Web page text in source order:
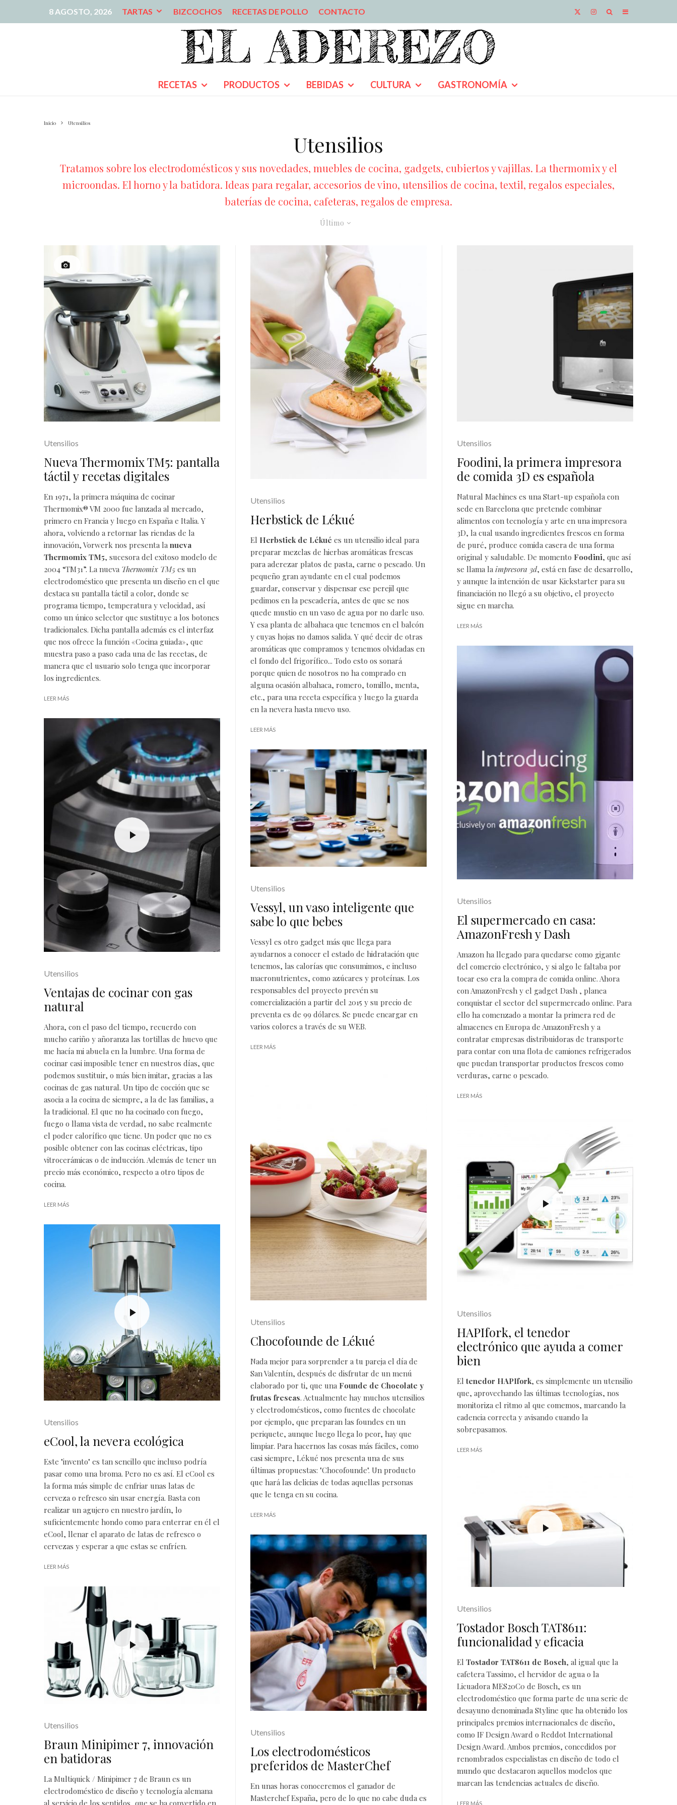
8 AGOSTO, 2026 TARTAS BIZCOCHOS RECETAS DE POLLO CONTACTO
RECETAS PRODUCTOS BEBIDAS CULTURA GASTRONOMÍA
Inicio Utensilios
Utensilios
Tratamos sobre los electrodomésticos y sus novedades, muebles de cocina, gadgets, cubiertos y vajillas. La thermomix y el
microondas. El horno y la batidora. Ideas para regalar, accesorios de vino, utensilios de cocina, textil, regalos especiales,
baterías de cocina, cafeteras, regalos de empresa.
Último
Utensilios
Nueva Thermomix TM5: pantalla
táctil y recetas digitales
En 1971, la primera máquina de cocinar
Thermomix® VM 2000 fue lanzada al mercado,
primero en Francia y luego en España e Italia. Y
ahora, volviendo a retornar las riendas de la
innovación, Vorwerk nos presenta la nueva
Thermomix TM5, sucesora del exitoso modelo de
2004 “TM31”. La nueva Thermomix TM5 es un
electrodoméstico que presenta un diseño en el que
destaca su pantalla táctil a color, donde se
programa tiempo, temperatura y velocidad, así
como un único selector que sustituye a los botones
tradicionales. Dicha pantalla además es el interfaz
que nos ofrece la función «Cocina guiada», que
muestra paso a paso cada una de las recetas, de
manera que el usuario solo tenga que incorporar
los ingredientes.
LEER MÁS
Utensilios
Ventajas de cocinar con gas
natural
Ahora, con el paso del tiempo, recuerdo con
mucho cariño y añoranza las tortillas de huevo que
me hacía mi abuela en la lumbre. Una forma de
cocinar casi imposible tener en nuestros días, que
podemos sustituir, o más bien imitar, gracias a las
cocinas de gas natural. Un tipo de cocción que se
asocia a la cocina de siempre, a la de las familias, a
la tradicional. El que no ha cocinado con fuego,
fuego o llama vista de verdad, no sabe realmente
el poder calorífico que tiene. Un poder que no es
posible obtener con las cocinas eléctricas, tipo
vitrocerámicas o de inducción. Además de tener un
precio más económico, respecto a otro tipos de
cocina.
LEER MÁS
Utensilios
eCool, la nevera ecológica
Este "invento" es tan sencillo que incluso podría
pasar como una broma. Pero no es así. El eCool es
la forma más simple de enfriar unas latas de
cerveza o refresco sin usar energía. Basta con
realizar un agujero en nuestro jardín, lo
suficientemente hondo como para enterrar en él el
eCool, llenar el aparato de latas de refresco o
cervezas y esperar a que estas se enfríen.
LEER MÁS
Utensilios
Braun Minipimer 7, innovación
en batidoras
La Multiquick / Minipimer 7 de Braun es un
electrodoméstico de diseño y tecnología alemana
Utensilios
Herbstick de Lékué
El Herbstick de Lékué es un utensilio ideal para
preparar mezclas de hierbas aromáticas frescas
para aderezar platos de pasta, carne o pescado. Un
pequeño gran ayudante en el cual podemos
guardar, conservar y dispensar ese perejil que
pedimos en la pescadería, antes de que se nos
quede mustio en un vaso de agua por no darle uso.
Y esa planta de albahaca que tenemos en el balcón
y cuyas hojas no damos salida. Y qué decir de otras
aromáticas que compramos y tenemos olvidadas en
el fondo del frigorífico... Todo esto os sonará
porque quien de nosotros no ha comprado en
alguna ocasión albahaca, romero, tomillo, menta,
etc., para una receta específica y luego la guarda
en la nevera hasta nuevo uso.
LEER MÁS
Utensilios
Vessyl, un vaso inteligente que
sabe lo que bebes
Vessyl es otro gadget más que llega para
ayudarnos a conocer el estado de hidratación que
tenemos, las calorías que consumimos, e incluso
macronutrientes, como azúcares y proteínas. Los
responsables del proyecto prevén su
comercialización a partir del 2015 y su precio de
preventa es de 99 dólares. Se puede encargar en
varios colores a través de su WEB.
LEER MÁS
Utensilios
Chocofounde de Lékué
Nada mejor para sorprender a tu pareja el día de
San Valentín, después de disfrutar de un menú
elaborado por ti, que una Founde de Chocolate y
frutas frescas. Actualmente hay muchos utensilios
y electrodomésticos, como fuentes de chocolate
por ejemplo, que preparan las foundes en un
periquete, aunque luego llega lo peor, hay que
limpiar. Para hacernos las cosas más fáciles, como
casi siempre, Lékué nos presenta una de sus
últimas propuestas: "Chocofounde". Un producto
que hará las delicias de todas aquellas personas
que le tenga en su cocina.
LEER MÁS
Utensilios
Los electrodomésticos
preferidos de MasterChef
En unas horas conoceremos el ganador de
Masterchef España, pero de lo que no cabe duda es
Utensilios
Foodini, la primera impresora
de comida 3D es española
Natural Machines es una Start-up española con
sede en Barcelona que pretende combinar
alimentos con tecnología y arte en una impresora
3D, la cual usando ingredientes frescos en forma
de puré, produce comida casera de una forma
original y saludable. De momento Foodini, que así
se llama la impresora 3d, está en fase de desarrollo,
y aunque la intención de usar Kickstarter para su
financiación no llegó a su objetivo, el proyecto
sigue en marcha.
LEER MÁS
Utensilios
El supermercado en casa:
AmazonFresh y Dash
Amazon ha llegado para quedarse como gigante
del comercio electrónico, y si algo le faltaba por
tocar eso era la compra de comida online. Ahora
con AmazonFresh y el gadget Dash , planea
conquistar el sector del supermercado online. Para
ello ha comenzado a montar la primera red de
almacenes en Europa de AmazonFresh y a
contratar empresas distribuidoras de transporte
para contar con una flota de camiones refrigerados
que puedan transportar productos frescos como
verduras, carne o pescado.
LEER MÁS
Utensilios
HAPIfork, el tenedor
electrónico que ayuda a comer
bien
El tenedor HAPIfork, es simplemente un utensilio
que, aprovechando las últimas tecnologías, nos
monitoriza el ritmo al que comemos, marcando la
cadencia correcta y avisando cuando la
sobrepasamos.
LEER MÁS
Utensilios
Tostador Bosch TAT8611:
funcionalidad y eficacia
El Tostador TAT8611 de Bosch, al igual que la
cafetera Tassimo, el hervidor de agua o la
Licuadora MES20C0 de Bosch, es un
electrodoméstico que forma parte de una serie de
desayuno denominada Styline que ha obtenido los
principales premios internacionales de diseño,
como IF Design Award o Reddot International
Design Award. Ambos premios, concedidos por
renombrados especialistas en diseño de todo el
mundo que destacaron aquellos modelos que
marcan las tendencias actuales de diseño.
LEER MÁS